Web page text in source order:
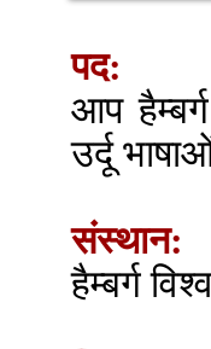
पद:
आप
उर्दू
संस्थान:
हैम्बर्ग